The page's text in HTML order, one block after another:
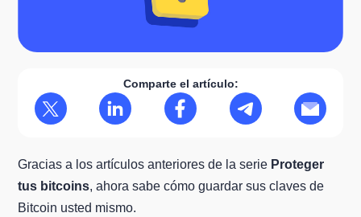
Comparte el artículo:
Gracias a los artículos anteriores de la serie Proteger
tus bitcoins, ahora sabe cómo guardar sus claves de
Bitcoin usted mismo.